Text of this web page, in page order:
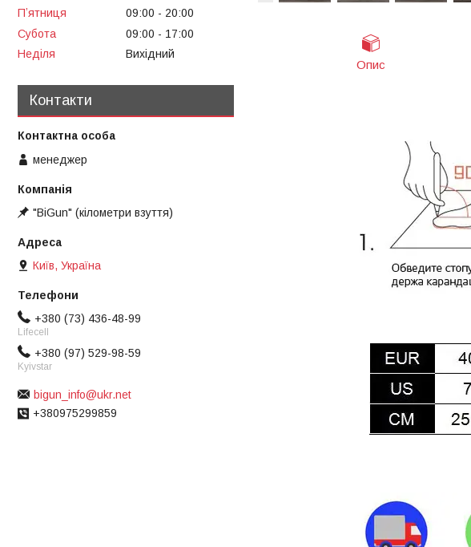
Опис
Пʼятниця
09:00
20:00
Субота
09:00
17:00
Неділя
Вихідний
Контакти
менеджер
"BiGun" (кілометри взуття)
Київ, Україна
+380 (73) 436-48-99
Lifecell
+380 (97) 529-98-59
Kyivstar
bigun_info@ukr.net
+380975299859